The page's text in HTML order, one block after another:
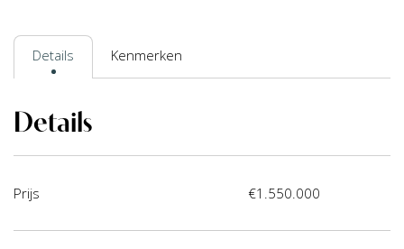
Details Kenmerken
Details
Prijs €1.550.000